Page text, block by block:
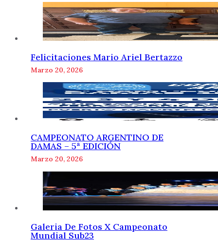
Felicitaciones Mario Ariel Bertazzo
Marzo 20, 2026
CAMPEONATO ARGENTINO DE
DAMAS – 5ª EDICIÓN
Marzo 20, 2026
Galeria De Fotos X Campeonato
Mundial Sub23